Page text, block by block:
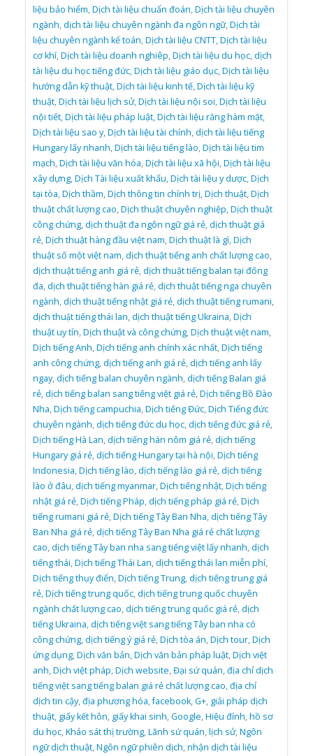
liệu bảo hiểm,Dịch tài liệu chuẩn đoán,Dịch tài liệu chuyên
ngành,dịch tài liệu chuyên ngành đa ngôn ngữ,Dịch tài
liệu chuyên ngành kế toán,Dịch tài liệu CNTT,Dịch tài liệu
cơ khí,Dịch tài liệu doanh nghiêp,Dịch tài liệu du học,dịch
tài liệu du học tiếng đức,Dịch tài liệu giáo dục,Dịch tài liệu
hướng dẫn kỹ thuật,Dịch tài liệu kinh tế,Dịch tài liệu kỹ
thuật,Dịch tài liệu lịch sử,Dịch tài liệu nội soi,Dịch tài liệu
nội tiết,Dịch tài liệu pháp luật,Dịch tài liệu răng hàm mặt,
Dịch tài liệu sao y,Dịch tài liệu tài chính,dịch tài liệu tiếng
Hungary lấy nhanh,Dịch tài liệu tiếng lào,Dịch tài liệu tim
mạch,Dịch tài liệu văn hóa,Dịch tài liệu xã hội,Dịch tài liệu
xây dựng,Dịch Tài liệu xuất khẩu,Dịch tài liệu y dược,Dịch
tại tòa,Dịch thầm,Dịch thông tin chính trị,Dịch thuật,Dịch
thuật chất lượng cao,Dịch thuật chuyên nghiệp,Dịch thuật
công chứng,dịch thuật đa ngôn ngữ giá rẻ,dịch thuật giá
rẻ,Dịch thuật hàng đầu việt nam,Dịch thuật là gì,Dịch
thuật số một việt nam,dịch thuật tiếng anh chất lượng cao,
dịch thuật tiếng anh giá rẻ,dịch thuật tiếng balan tại đống
đa,dịch thuật tiếng hàn giá rẻ,dịch thuật tiếng nga chuyên
ngành,dịch thuật tiếng nhật giá rẻ,dịch thuật tiếng rumani,
dịch thuật tiếng thái lan,dịch thuật tiếng Ukraina,Dịch
thuật uy tín,Dịch thuật và công chứng,Dịch thuật việt nam,
Dịch tiếng Anh,Dịch tiếng anh chính xác nhất,Dịch tiếng
anh công chứng,dịch tiếng anh giá rẻ,dịch tiếng anh lấy
ngay,dịch tiếng balan chuyên ngành,dịch tiếng Balan giá
rẻ,dịch tiếng balan sang tiếng việt giá rẻ,Dịch tiếng Bồ Đào
Nha,Dịch tiếng campuchia,Dịch tiếng Đức,Dịch Tiếng đức
chuyên ngành,dịch tiếng đức du học,dịch tiếng đức giá rẻ,
Dịch tiếng Hà Lan,dịch tiếng hán nôm giá rẻ,dịch tiếng
Hungary giá rẻ,dịch tiếng Hungary tại hà nội,Dịch tiếng
Indonesia,Dịch tiếng lào,dịch tiếng lào giá rẻ,dịch tiếng
lào ở đâu,dịch tiếng myanmar,Dịch tiếng nhật,Dịch tiếng
nhật giá rẻ,Dịch tiếng Pháp,dịch tiếng pháp giá rẻ,Dịch
tiếng rumani giá rẻ,Dịch tiếng Tây Ban Nha,dịch tiếng Tây
Ban Nha giá rẻ,dịch tiếng Tây Ban Nha giá rẻ chất lượng
cao,dịch tiếng Tây ban nha sang tiếng việt lấy nhanh,dịch
tiếng thái,Dịch tiếng Thái Lan,dịch tiếng thái lan miễn phí,
Dịch tiếng thụy điển,Dịch tiếng Trung,dịch tiếng trung giá
rẻ,Dịch tiếng trung quốc,dịch tiếng trung quốc chuyên
ngành chất lượng cao,dịch tiếng trung quốc giá rẻ,dịch
tiếng Ukraina,dịch tiếng việt sang tiếng Tây ban nha có
công chứng,dịch tiếng ý giá rẻ,Dịch tòa án,Dịch tour,Dịch
ứng dụng,Dịch văn bản,Dịch văn bản pháp luật,Dịch việt
anh,Dịch việt pháp,Dịch website,Đại sứ quán,địa chỉ dịch
tiếng việt sang tiếng balan giá rẻ chất lượng cao,địa chỉ
dịch tin cậy,địa phương hóa,facebook,G+, giải pháp dịch
thuật, giấy kết hôn, giấy khai sinh,Google,Hiệu đính,hồ sơ
du học,Khảo sát thị trường,Lãnh sứ quán,lịch sử,Ngôn
ngữ dịch thuật,Ngôn ngữ phiên dịch,nhận dịch tài liệu